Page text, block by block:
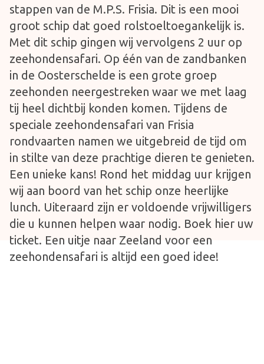
stappen van de M.P.S. Frisia. Dit is een mooi
groot schip dat goed rolstoeltoegankelijk is.
Met dit schip gingen wij vervolgens 2 uur op
zeehondensafari. Op één van de zandbanken
in de Oosterschelde is een grote groep
zeehonden neergestreken waar we met laag
tij heel dichtbij konden komen. Tijdens de
speciale zeehondensafari van Frisia
rondvaarten namen we uitgebreid de tijd om
in stilte van deze prachtige dieren te genieten.
Een unieke kans! Rond het middag uur krijgen
wij aan boord van het schip onze heerlijke
lunch. Uiteraard zijn er voldoende vrijwilligers
die u kunnen helpen waar nodig. Boek hier uw
ticket. Een uitje naar Zeeland voor een
zeehondensafari is altijd een goed idee!